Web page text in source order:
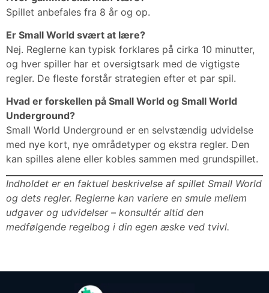
Spillet anbefales fra 8 år og op.
Er Small World svært at lære?
Nej. Reglerne kan typisk forklares på cirka 10 minutter,
og hver spiller har et oversigtsark med de vigtigste
regler. De fleste forstår strategien efter et par spil.
Hvad er forskellen på Small World og Small World
Underground?
Small World Underground er en selvstændig udvidelse
med nye kort, nye områdetyper og ekstra regler. Den
kan spilles alene eller kobles sammen med grundspillet.
Indholdet er en faktuel beskrivelse af spillet Small World
og dets regler. Reglerne kan variere en smule mellem
udgaver og udvidelser – konsultér altid den
medfølgende regelbog i din egen æske ved tvivl.